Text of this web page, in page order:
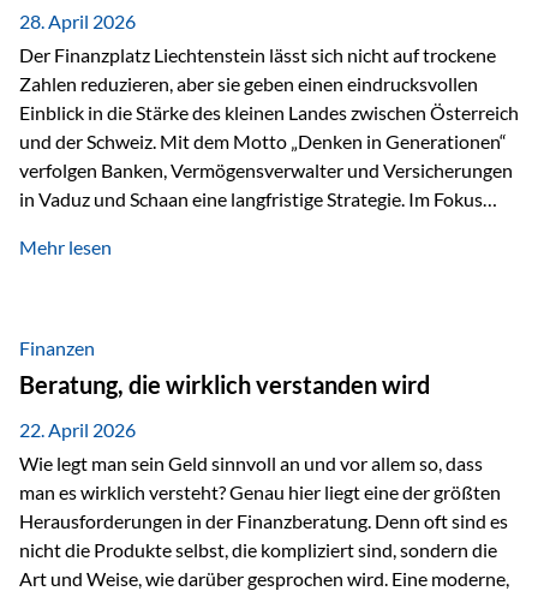
durch die Fähigkeit von Unternehmen, mehr…
28. April 2026
Der Finanzplatz Liechtenstein lässt sich nicht auf trockene
Zahlen reduzieren, aber sie geben einen eindrucksvollen
Einblick in die Stärke des kleinen Landes zwischen Österreich
und der Schweiz. Mit dem Motto „Denken in Generationen“
verfolgen Banken, Vermögensverwalter und Versicherungen
in Vaduz und Schaan eine langfristige Strategie. Im Fokus
Marktzugang Liechtenstein hat sich in den letzten Jahren zu
verfügbaren Kennzahlen (Stand Ende 2024, veröffentlicht
2025/2026)…
Mehr lesen
Finanzen
Beratung, die wirklich verstanden wird
22. April 2026
Wie legt man sein Geld sinnvoll an und vor allem so, dass
man es wirklich versteht? Genau hier liegt eine der größten
Herausforderungen in der Finanzberatung. Denn oft sind es
nicht die Produkte selbst, die kompliziert sind, sondern die
Art und Weise, wie darüber gesprochen wird. Eine moderne,